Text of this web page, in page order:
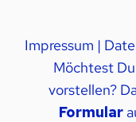
Impressum |
Möchtest
vorstellen?
Formular